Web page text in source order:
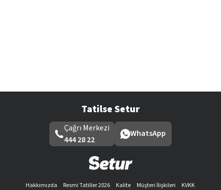
Tatilse Setur
Çağrı Merkezi
444 28 22
WhatsApp
Hakkımızda Resmi Tatiller 2026 Kalite Müşteri İlişkileri
KVKK